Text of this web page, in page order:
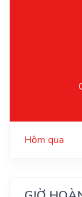
Hôm qua